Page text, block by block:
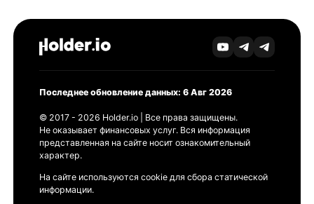
Последнее обновление данных: 6 Авг 2026
© 2017 - 2026 Holder.io | Все права защищены.
Не оказывает финансовых услуг. Вся информация
представленная на сайте носит ознакомительный
характер.
На сайте используются cookie для сбора статической
информации.